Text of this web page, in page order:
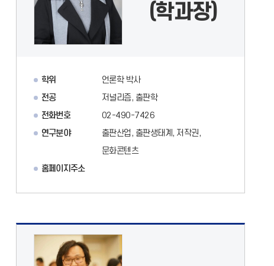
(학과장)
학위
언론학 박사
전공
저널리즘, 출판학
전화번호
02-490-7426
연구분야
출판산업, 출판생태계, 저작권,
문화콘텐츠
홈페이지주소